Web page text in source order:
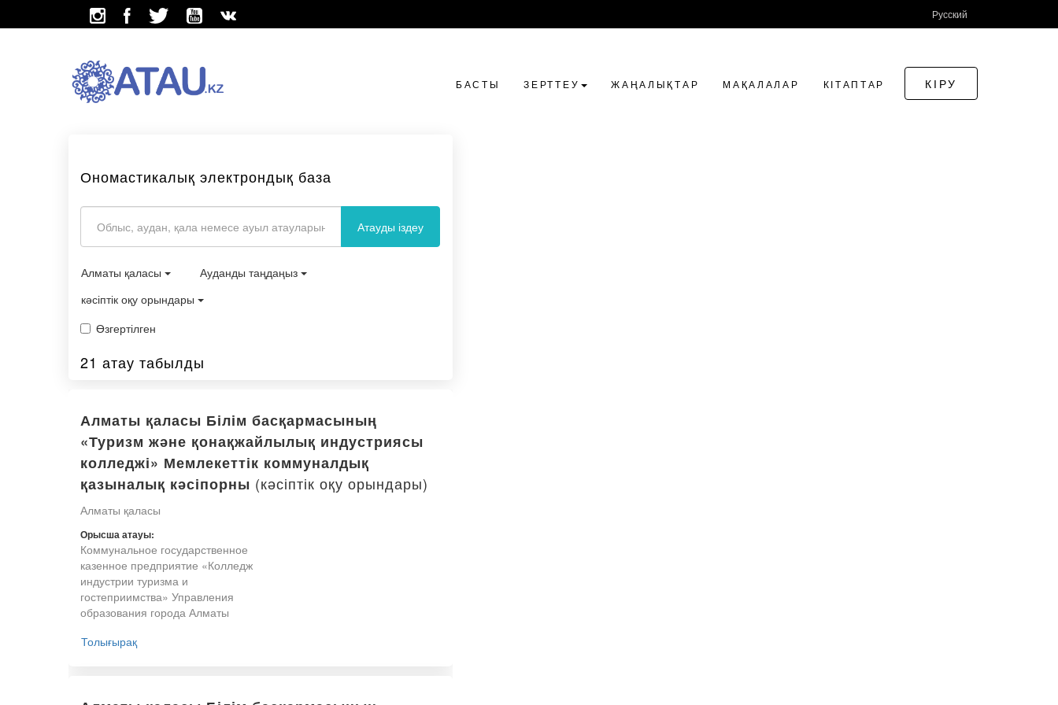
Русский
БАСТЫ ЗЕРТТЕУ ЖАҢАЛЫҚТАР МАҚАЛАЛАР КІТАПТАР КІРУ
Ономастикалық электрондық база
Атауды іздеу
Алматы қаласы
Ауданды таңдаңыз
кәсіптік оқу орындары
Өзгертілген
21 атау табылды
Алматы қаласы Білім басқармасының
«Туризм және қонақжайлылық индустриясы
колледжі» Мемлекеттік коммуналдық
қазыналық кәсіпорны (кәсіптік оқу орындары)
Алматы қаласы
Орысша атауы:
Коммунальное государственное
казенное предприятие «Колледж
индустрии туризма и
гостеприимства» Управления
образования города Алматы
Толығырақ